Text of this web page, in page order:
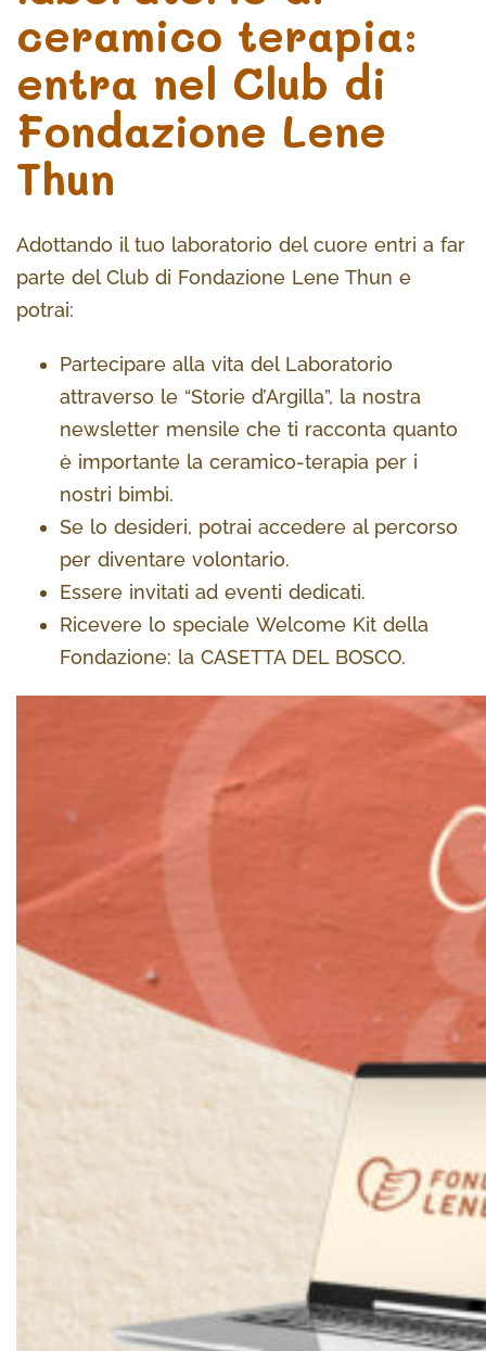
ceramico terapia:
entra nel Club di
Fondazione Lene
Thun
Adottando il tuo laboratorio del cuore entri a far
parte del Club di Fondazione Lene Thun e
potrai:
Partecipare alla vita del Laboratorio
attraverso le “Storie d’Argilla”, la nostra
newsletter mensile che ti racconta quanto
è importante la ceramico-terapia per i
nostri bimbi.
Se lo desideri, potrai accedere al percorso
per diventare volontario.
Essere invitati ad eventi dedicati.
Ricevere lo speciale Welcome Kit della
Fondazione: la CASETTA DEL BOSCO.